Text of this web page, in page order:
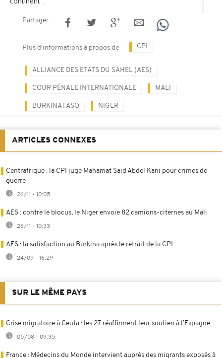
Partager
Plus d'informations à propos de CPI
ALLIANCE DES ETATS DU SAHEL (AES)
COUR PÉNALE INTERNATIONALE MALI
BURKINA FASO NIGER
ARTICLES CONNEXES
Centrafrique : la CPI juge Mahamat Said Abdel Kani pour crimes de
guerre
26/11 - 10:05
AES : contre le blocus, le Niger envoie 82 camions-citernes au Mali
26/11 - 10:33
AES : la satisfaction au Burkina après le retrait de la CPI
24/09 - 16:29
SUR LE MÊME PAYS
Crise migratoire à Ceuta : les 27 réaffirment leur soutien à l’Espagne
05/08 - 09:35
France : Médecins du Monde intervient auprès des migrants exposés à